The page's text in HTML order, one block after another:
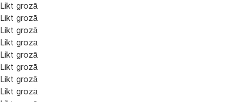
Likt grozā
Likt grozā
Likt grozā
Likt grozā
Likt grozā
Likt grozā
Likt grozā
Likt grozā